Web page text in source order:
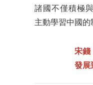
諸國不僅積極
主動學習中國的
宋錢
發展